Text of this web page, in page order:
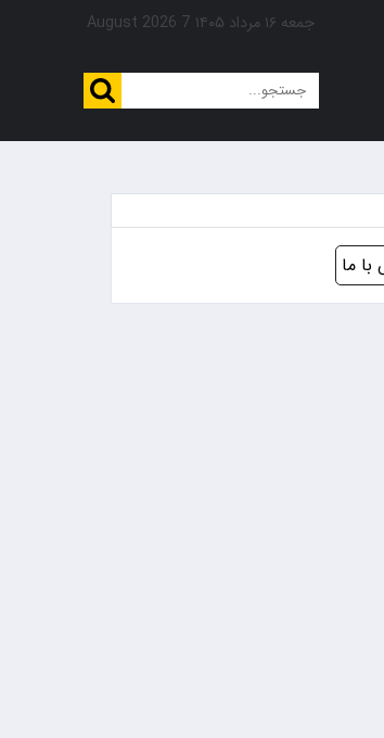
جمعه ۱۶ مرداد ۱۴۰۵ 7 August 2026
ما